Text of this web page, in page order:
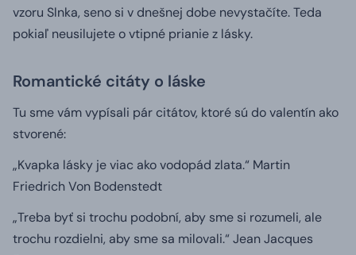
vzoru Slnka, seno si v dnešnej dobe nevystačíte.Teda
pokiaľ neusilujete o vtipné prianie z lásky.
Romantické citáty o láske
Tu sme vám vypísali pár citátov, ktoré sú do valentín ako
stvorené:
„Kvapka lásky je viac ako vodopád zlata.“ Martin
Friedrich Von Bodenstedt
„Treba byť si trochu podobní, aby sme si rozumeli, ale
trochu rozdielni, aby sme sa milovali.“Jean Jacques